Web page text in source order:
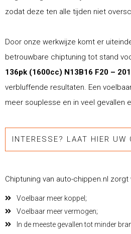
zodat deze ten alle tijden niet
Door onze werkwijze komt er
betrouwbare chiptuning tot stand
136pk (1600cc) N13B16 F20 –
verbluffende resultaten. Een
meer souplesse en in veel gevallen
INTERESSE? LAAT HIER UW
Chiptuning van auto-chippen.nl zorgt
Voelbaar meer koppel;
Voelbaar meer vermogen;
In de meeste gevallen tot minder